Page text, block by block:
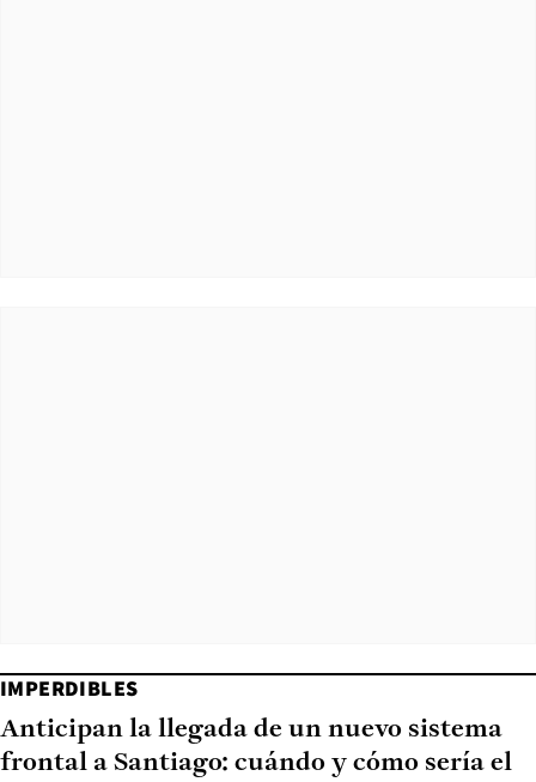
IMPERDIBLES
Anticipan la llegada de un nuevo sistema
frontal a Santiago: cuándo y cómo sería el